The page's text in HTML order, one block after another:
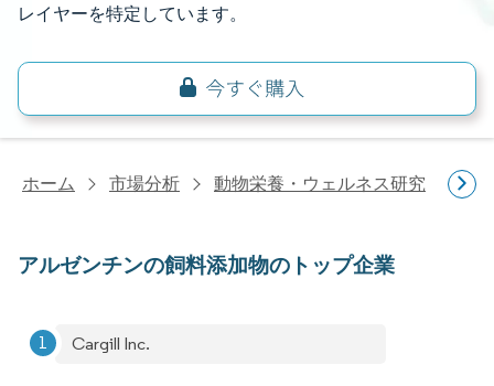
レイヤーを特定しています。
ホーム 市場分析 動物栄養・ウェルネス研究 飼
アルゼンチンの飼料添加物のトップ企業
Cargill Inc.